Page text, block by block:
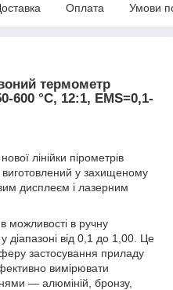
Оплата Умови
термометр
600 °C, 12:1, EMS=0,1-
лінійки пірометрів
виготовлений у захищеному
дисплеєм і лазерним
можливості в ручну
діапазоні від 0,1 до 1,00. Це
застосування приладу
вимірювати
— алюміній, бронзу,